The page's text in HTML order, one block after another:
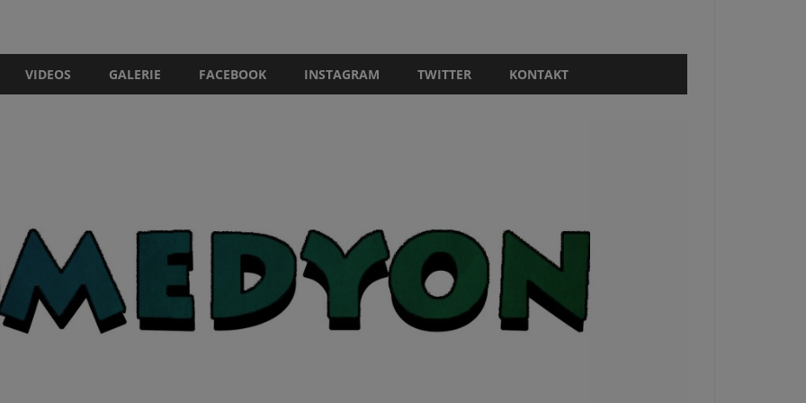
VIDEOS GALERIE FACEBOOK INSTAGRAM TWITTER KONTAKT